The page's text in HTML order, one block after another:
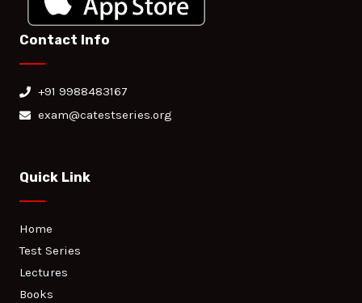
Quick Link
Home
Test Series
Lectures
Books
Contact Info
+91 9988483167
exam@catestseries.org